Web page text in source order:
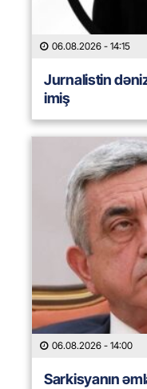
06.08.2026 - 14:15
Jurnalistin
imiş
06.08.2026 - 14:00
Sarkisyanın